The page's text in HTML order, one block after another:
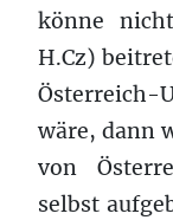
könne
H.Cz)
Österreich-
wäre, dann
von
selbst